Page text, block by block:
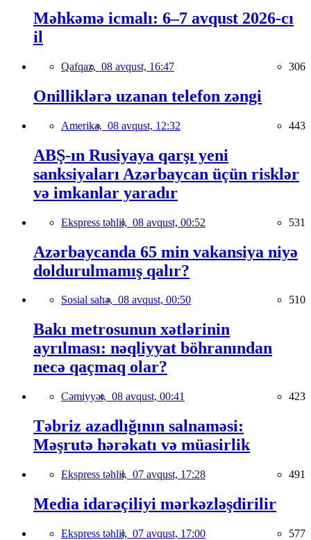
Məhkəmə icmalı: 6–7 avqust 2026-cı
il
Qafqaz, 08 avqust, 16:47 306
Onilliklərə uzanan telefon zəngi
Amerika, 08 avqust, 12:32 443
ABŞ-ın Rusiyaya qarşı yeni
sanksiyaları Azərbaycan üçün risklər
və imkanlar yaradır
Ekspress təhlil, 08 avqust, 00:52 531
Azərbaycanda 65 min vakansiya niyə
doldurulmamış qalır?
Sosial sahə, 08 avqust, 00:50 510
Bakı metrosunun xətlərinin
ayrılması: nəqliyyat böhranından
necə qaçmaq olar?
Cəmiyyət, 08 avqust, 00:41 423
Təbriz azadlığının salnaməsi:
Məşrutə hərəkatı və müasirlik
Ekspress təhlil, 07 avqust, 17:28 491
Media idarəçiliyi mərkəzləşdirilir
Ekspress təhlil, 07 avqust, 17:00 577